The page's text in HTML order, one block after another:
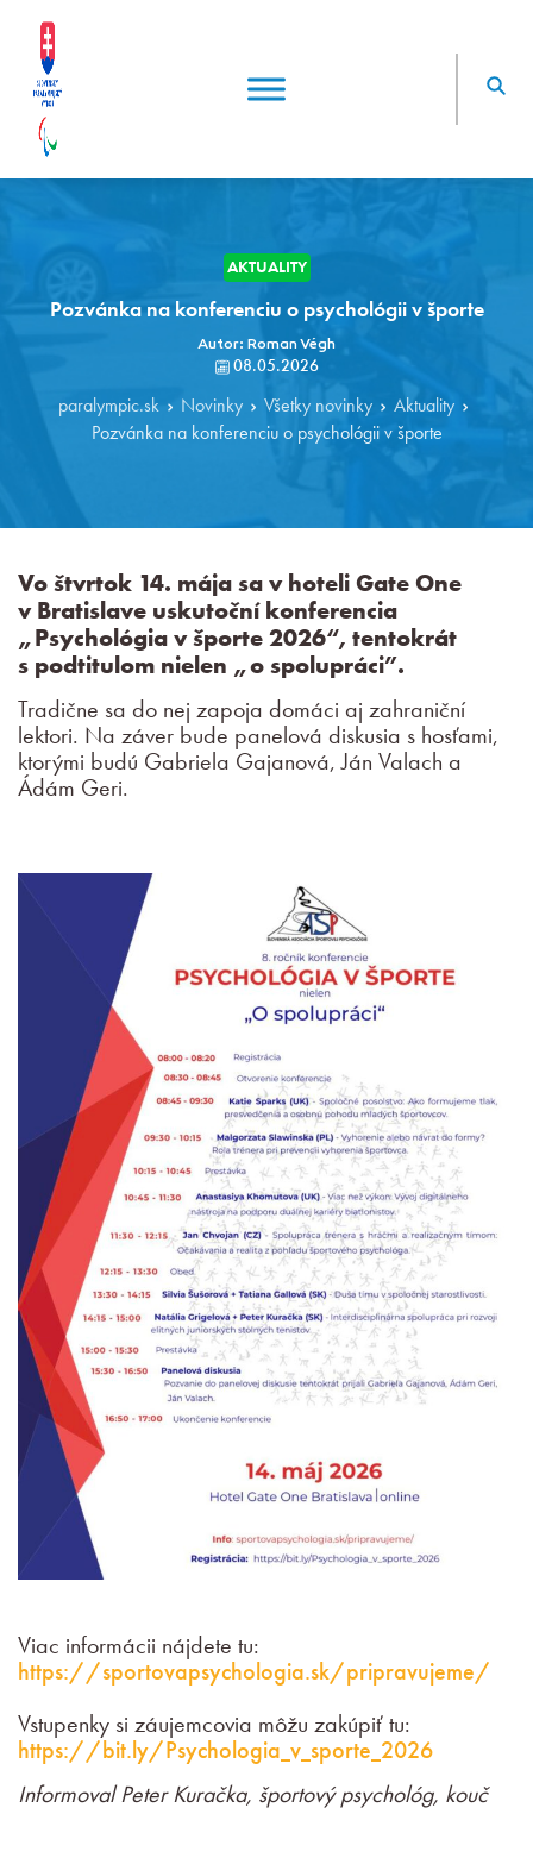
AKTUALITY
Pozvánka na konferenciu o psychológii v športe
Autor: Roman Végh
08.05.2026
paralympic.sk Novinky Všetky novinky
Aktuality
Pozvánka na konferenciu o psychológii v športe
Vo štvrtok 14. mája sa v hoteli Gate One
v Bratislave uskutoční konferencia
„Psychológia v športe 2026“, tentokrát
s podtitulom nielen „o spolupráci”.
Tradične sa do nej zapoja domáci aj zahraniční
lektori. Na záver bude panelová diskusia s hosťami,
ktorými budú Gabriela Gajanová, Ján Valach a
Ádám Geri.
Viac informácii nájdete tu:
https://sportovapsychologia.sk/pripravujeme/
Vstupenky si záujemcovia môžu zakúpiť tu:
https://bit.ly/Psychologia_v_sporte_2026
Informoval Peter Kuračka, športový psychológ, kouč